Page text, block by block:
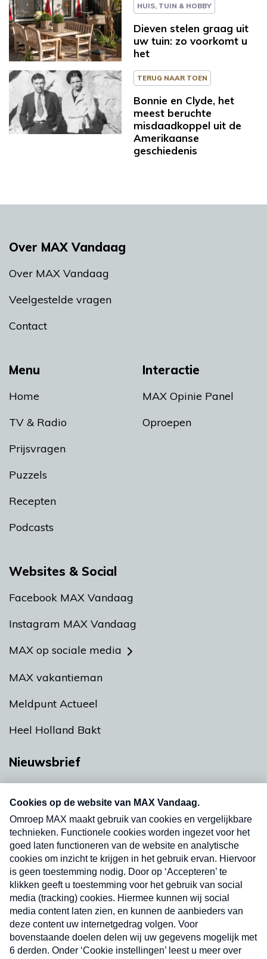
HUIS, TUIN & HOBBY
Dieven stelen graag uit
uw tuin: zo voorkomt u
het
TERUG NAAR TOEN
Bonnie en Clyde, het
meest beruchte
misdaadkoppel uit de
Amerikaanse
geschiedenis
Menu
Home
TV & Radio
Prijsvragen
Puzzels
Recepten
Podcasts
Interactie
MAX Opinie Panel
Oproepen
Over MAX Vandaag
Over MAX Vandaag
Veelgestelde vragen
Contact
Websites & Social
Facebook MAX Vandaag
Instagram MAX Vandaag
MAX op sociale media
MAX vakantieman
Meldpunt Actueel
Heel Holland Bakt
Nieuwsbrief
nieuwsbrief. Elke vrijdag- en dinsdagochtend in
uw mailbox.
Verzend